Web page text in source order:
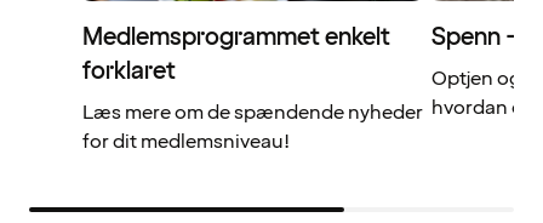
Medlemsprogrammet enkelt
forklaret
Læs mere om de spændende nyheder
for dit medlemsniveau!
Spenn –
Optjen og
hvordan